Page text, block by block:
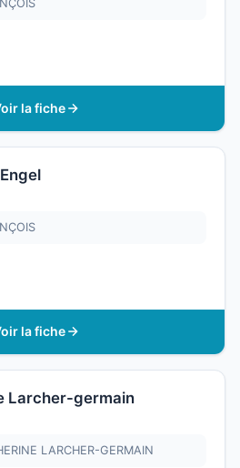
la fiche
la fiche
Larcher-germain
LARCHER-GERMAIN